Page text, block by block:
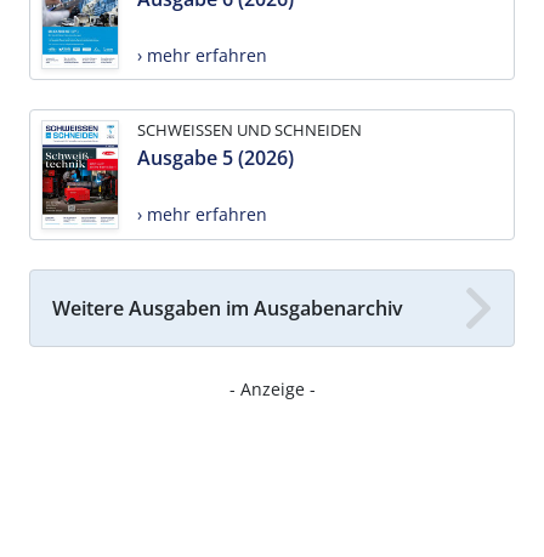
› mehr erfahren
SCHWEISSEN UND SCHNEIDEN
Ausgabe 5 (2026)
› mehr erfahren
Weitere Ausgaben im Ausgabenarchiv
- Anzeige -